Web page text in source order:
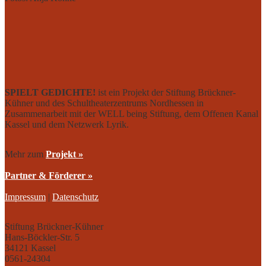
SPIELT GEDICHTE! ist ein Projekt der Stiftung Brückner-
Kühner und des Schultheaterzentrums Nordhessen in
Zusammenarbeit mit der WELL being Stiftung, dem Offenen Kanal
Kassel und dem Netzwerk Lyrik.
Mehr zum Projekt »
Partner & Förderer »
Impressum | Datenschutz
Stiftung Brückner-Kühner
Hans-Böckler-Str. 5
34121 Kassel
0561-24304